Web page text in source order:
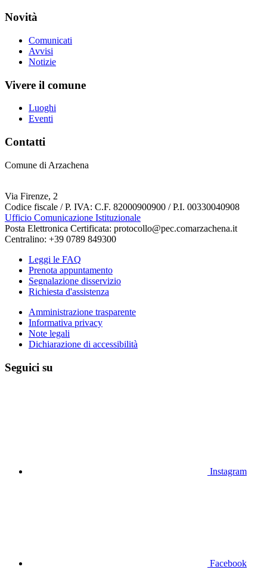
Novità
Comunicati
Avvisi
Notizie
Vivere il comune
Luoghi
Eventi
Contatti
Comune di Arzachena
Via Firenze, 2
Codice fiscale / P. IVA: C.F. 82000900900 / P.I. 00330040908
Ufficio Comunicazione Istituzionale
Posta Elettronica Certificata: protocollo@pec.comarzachena.it
Centralino: +39 0789 849300
Leggi le FAQ
Prenota appuntamento
Segnalazione disservizio
Richiesta d'assistenza
Amministrazione trasparente
Informativa privacy
Note legali
Dichiarazione di accessibilità
Seguici su
Instagram
Facebook